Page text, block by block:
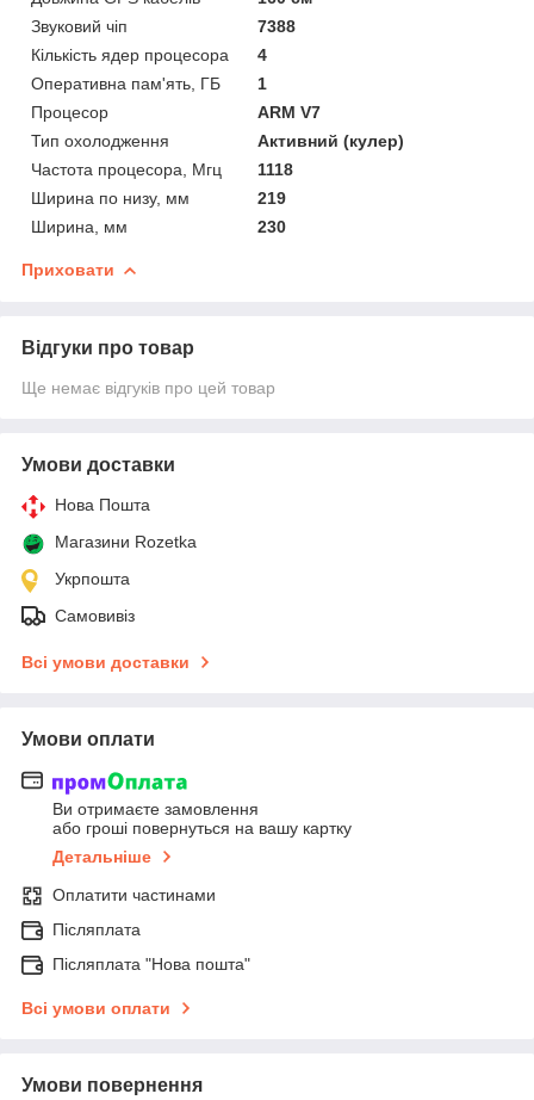
Звуковий чіп
7388
Кількість ядер процесора
4
Оперативна пам'ять, ГБ
1
Процесор
ARM V7
Тип охолодження
Активний (кулер)
Частота процесора, Мгц
1118
Ширина по низу, мм
219
Ширина, мм
230
Приховати
Відгуки про товар
Ще немає відгуків про цей товар
Умови доставки
Нова Пошта
Магазини Rozetka
Укрпошта
Самовивіз
Всі умови доставки
Умови оплати
Ви отримаєте замовлення
або гроші повернуться на вашу картку
Детальніше
Оплатити частинами
Післяплата
Післяплата "Нова пошта"
Всі умови оплати
Умови повернення